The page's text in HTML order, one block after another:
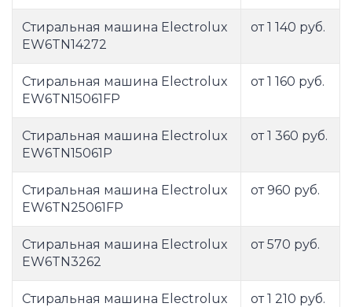
Стиральная машина Electrolux
EW6TN14272
от 1 140 руб.
Стиральная машина Electrolux
EW6TN15061FP
от 1 160 руб.
Стиральная машина Electrolux
EW6TN15061P
от 1 360 руб.
Стиральная машина Electrolux
EW6TN25061FP
от 960 руб.
Стиральная машина Electrolux
EW6TN3262
от 570 руб.
Стиральная машина Electrolux
от 1 210 руб.